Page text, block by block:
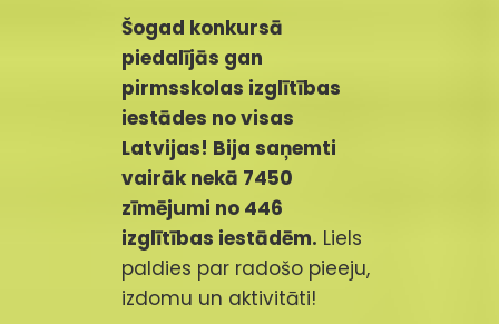
Šogad konkursā
piedalījās gan
pirmsskolas izglītības
iestādes no visas
Latvijas! Bija saņemti
vairāk nekā 7450
zīmējumi no 446
izglītības iestādēm. Liels
paldies par radošo pieeju,
izdomu un aktivitāti!